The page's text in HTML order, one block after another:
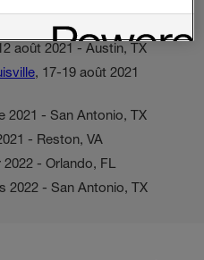
août 2021 - Austin, TX
, 17-19 août 2021
2021 - San Antonio, TX
- Reston, VA
- Orlando, FL
2022 - San Antonio, TX